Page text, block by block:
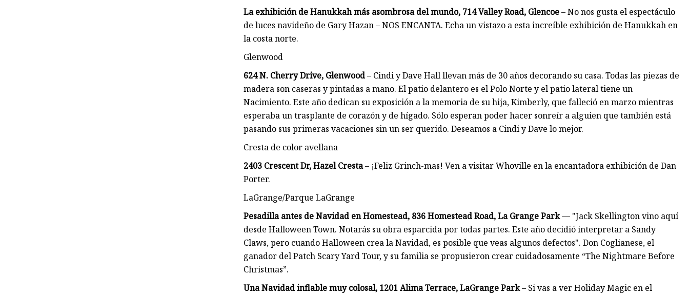
La exhibición de Hanukkah más asombrosa del mundo, 714 Valley Road, Glencoe– No nos gusta el espectáculo
de luces navideño de Gary Hazan – NOS ENCANTA. Echa un vistazo a esta increíble exhibición de Hanukkah en
la costa norte.
Glenwood
624 N. Cherry Drive, Glenwood– Cindi y Dave Hall llevan más de 30 años decorando su casa. Todas las piezas de
madera son caseras y pintadas a mano. El patio delantero es el Polo Norte y el patio lateral tiene un
Nacimiento. Este año dedican su exposición a la memoria de su hija, Kimberly, que falleció en marzo mientras
esperaba un trasplante de corazón y de hígado. Sólo esperan poder hacer sonreír a alguien que también está
pasando sus primeras vacaciones sin un ser querido. Deseamos a Cindi y Dave lo mejor.
Cresta de color avellana
2403 Crescent Dr, Hazel Cresta– ¡Feliz Grinch-mas! Ven a visitar Whoville en la encantadora exhibición de Dan
Porter.
LaGrange/Parque LaGrange
Pesadilla antes de Navidad en Homestead, 836 Homestead Road, La Grange Park— "Jack Skellington vino aquí
desde Halloween Town. Notarás su obra esparcida por todas partes. Este año decidió interpretar a Sandy
Claws, pero cuando Halloween crea la Navidad, es posible que veas algunos defectos". Don Coglianese, el
ganador del Patch Scary Yard Tour, y su familia se propusieron crear cuidadosamente “The Nightmare Before
Christmas”.
Una Navidad inflable muy colosal, 1201 Alima Terrace, LaGrange Park– Si vas a ver Holiday Magic en el